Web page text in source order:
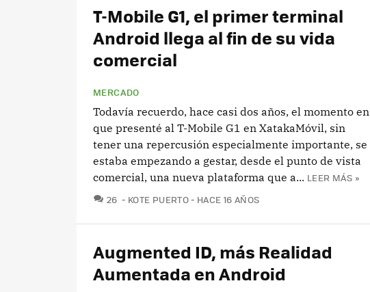
T-Mobile G1, el primer terminal
Android llega al fin de su vida
comercial
MERCADO
Todavía recuerdo, hace casi dos años, el momento en
que presenté al T-Mobile G1 en XatakaMóvil, sin
tener una repercusión especialmente importante, se
estaba empezando a gestar, desde el punto de vista
comercial, una nueva plataforma que a... LEER MÁS »
26 COMENTARIOS
KOTE PUERTO HACE 16 AÑOS
Augmented ID, más Realidad
Aumentada en Android